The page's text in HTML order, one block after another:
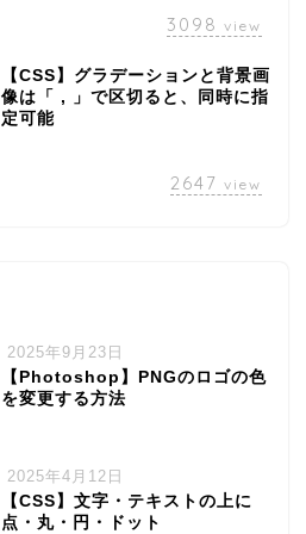
3098 view
【CSS】グラデーションと背景画
像は「 , 」で区切ると、同時に指
定可能
2647 view
2025年9月23日
【Photoshop】PNGのロゴの色
を変更する方法
2025年4月12日
【CSS】文字・テキストの上に
点・丸・円・ドット